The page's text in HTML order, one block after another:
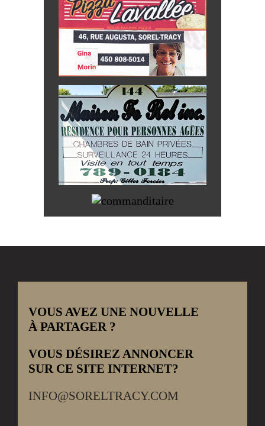
VOUS AVEZ UNE NOUVELLE
À PARTAGER ?
VOUS DÉSIREZ ANNONCER
SUR CE SITE INTERNET?
INFO@SORELTRACY.COM